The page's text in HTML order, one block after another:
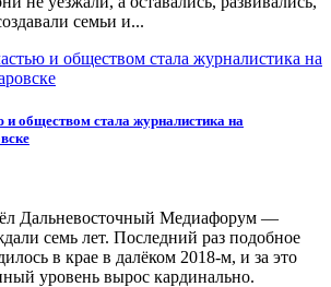
семьи и...
обществом стала журналистика на
Дальневосточный Медиафорум —
семь лет. Последний раз подобное
в крае в далёком 2018-м, и за это
уровень вырос кардинально.